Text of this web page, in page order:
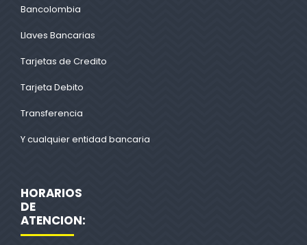
Bancolombia
Llaves Bancarias
Tarjetas de Credito
Tarjeta Debito
Transferencia
Y cualquier entidad bancaria
HORARIOS
DE
ATENCION: